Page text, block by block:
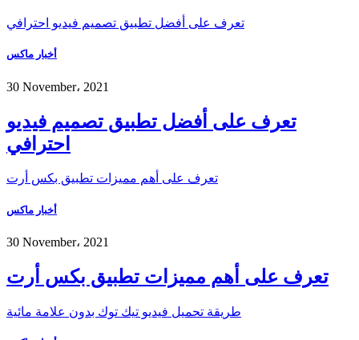
تعرف على أفضل تطبيق تصميم فيديو احترافي
أخبار ماكس
30 November، 2021
تعرف على أفضل تطبيق تصميم فيديو
احترافي
تعرف على أهم مميزات تطبيق بكس أرت
أخبار ماكس
30 November، 2021
تعرف على أهم مميزات تطبيق بكس أرت
طريقة تحميل فيديو تيك توك بدون علامة مائية